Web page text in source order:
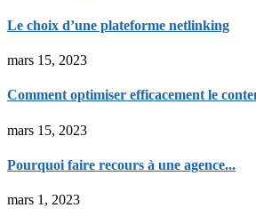
Le choix d’une plateforme netlinking
mars 15, 2023
Comment optimiser efficacement le
mars 15, 2023
Pourquoi faire recours à une agence...
mars 1, 2023